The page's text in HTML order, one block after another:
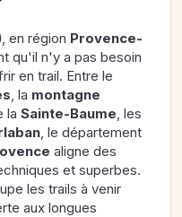
, en région Provence-
qu'il n'y a pas besoin
en trail. Entre le
, la montagne
la Sainte-Baume, les
, le département
aligne des
et superbes.
les trails à venir
aux longues